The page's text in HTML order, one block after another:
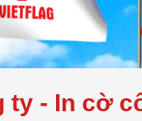
ty - In cờ